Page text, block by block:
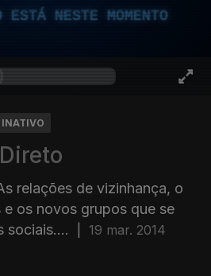
ESTÁ NESTE MOMENTO
INATIVO
relações de vizinhança, o
e os novos grupos que se
sociais....
19 mar. 2014